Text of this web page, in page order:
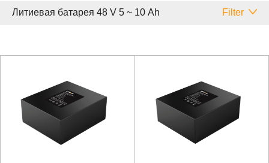
Литиевая батарея 48 V 5 ~ 10 Аh Filter